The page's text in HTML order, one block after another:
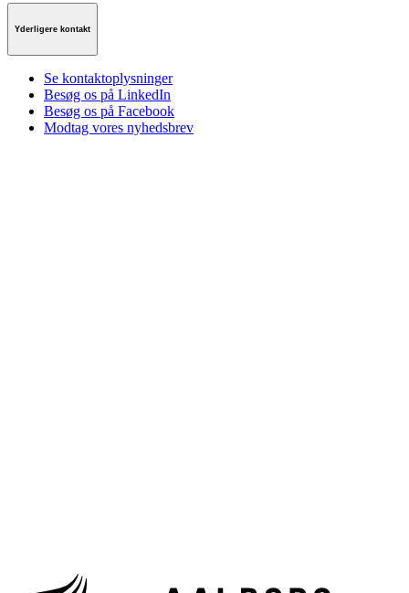
Yderligere kontakt
Se kontaktoplysninger
Besøg os på LinkedIn
Besøg os på Facebook
Modtag vores nyhedsbrev